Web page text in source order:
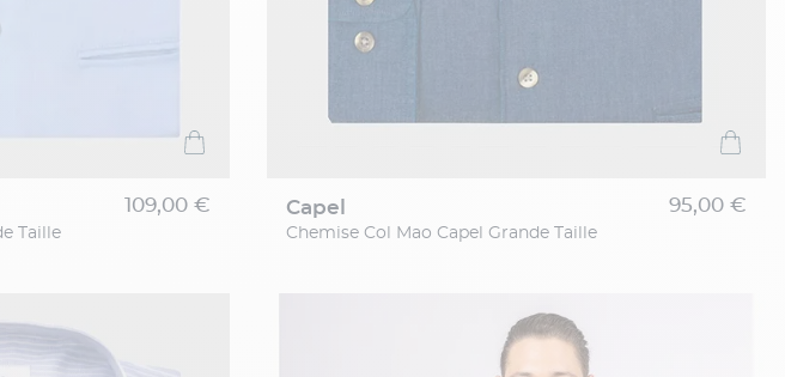
Taille
109,00 € capel
Chemise Col Mao Capel Grande Taille
95,00 €